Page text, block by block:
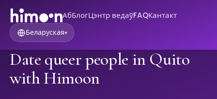
АбБлогЦэнтр ведаўFAQКантакт
Беларуская▾
Date queer people in Quito
with Himoon